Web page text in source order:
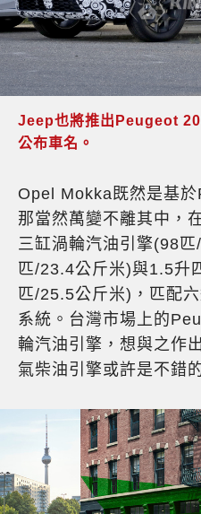
Jeep也將推出Peugeot
公布車名。
Opel Mokka既然是基於
那當然萬變不離其中，
三缸渦輪汽油引擎(98
匹/23.4公斤米)與1.5升
匹/25.5公斤米)，匹配
系統。台灣市場上的
輪汽油引擎，想與之作
氣柴油引擎或許是不錯